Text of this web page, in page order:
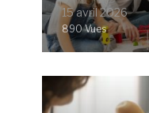
15 avril 2026
890 Vues